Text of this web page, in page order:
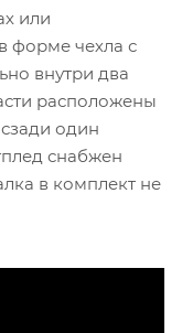
или
форме чехла с
внутри два
расположены
один
снабжен
в комплект не